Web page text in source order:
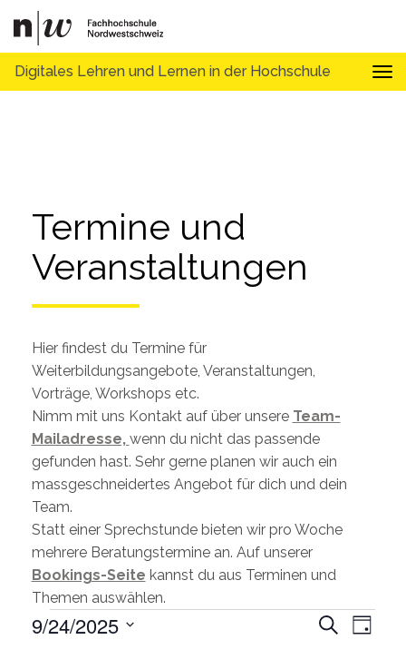
Digitales Lehren und Lernen in der Hochschule
Termine und
Veranstaltungen
Hier findest du Termine für
Weiterbildungsangebote, Veranstaltungen,
Vorträge, Workshops etc.
Nimm mit uns Kontakt auf über unsere Team-
Mailadresse, wenn du nicht das passende
gefunden hast. Sehr gerne planen wir auch ein
massgeschneidertes Angebot für dich und dein
Team.
Statt einer Sprechstunde bieten wir pro Woche
mehrere Beratungstermine an. Auf unserer
Bookings-Seite kannst du aus Terminen und
Themen auswählen.
Suche
Tag
9/24/2025